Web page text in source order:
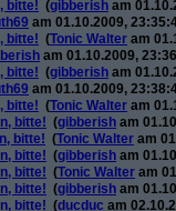
bitte! (gibberish am
am 01.10.2009,
bitte! (Tonic Walter am
am 01.10.2009,
bitte! (gibberish am
am 01.10.2009,
bitte! (Tonic Walter am
bitte! (gibberish am
bitte! (Tonic Walter am
bitte! (gibberish am
bitte! (Tonic Walter am
bitte! (gibberish am
bitte! (ducduc am